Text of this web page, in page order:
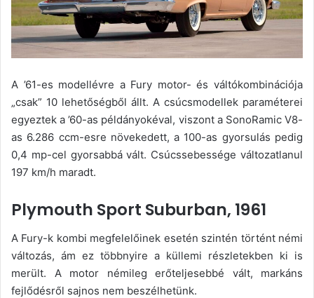
A ’61-es modellévre a Fury motor- és váltókombinációja
„csak” 10 lehetőségből állt. A csúcsmodellek paraméterei
egyeztek a ’60-as példányokéval, viszont a SonoRamic V8-
as 6.286 ccm-esre növekedett, a 100-as gyorsulás pedig
0,4 mp-cel gyorsabbá vált. Csúcssebessége változatlanul
197 km/h maradt.
Plymouth Sport Suburban, 1961
A Fury-k kombi megfelelőinek esetén szintén történt némi
változás, ám ez többnyire a küllemi részletekben ki is
merült. A motor némileg erőteljesebbé vált, markáns
fejlődésről sajnos nem beszélhetünk.